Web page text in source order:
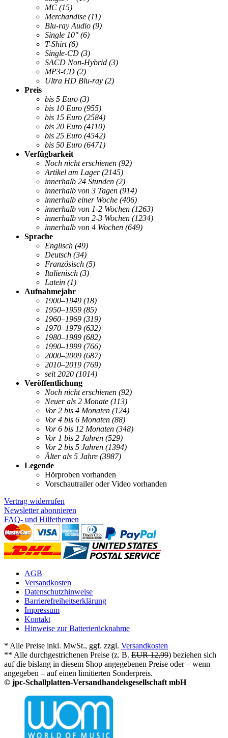
MC (15)
Merchandise (11)
Blu-ray Audio (9)
Single 10" (6)
T-Shirt (6)
Single-CD (3)
SACD Non-Hybrid (3)
MP3-CD (2)
Ultra HD Blu-ray (2)
Preis
bis 5 Euro (3)
bis 10 Euro (955)
bis 15 Euro (2584)
bis 20 Euro (4110)
bis 25 Euro (4542)
bis 50 Euro (6471)
Verfügbarkeit
Noch nicht erschienen (92)
Artikel am Lager (2145)
innerhalb 24 Stunden (2)
innerhalb von 3 Tagen (914)
innerhalb einer Woche (406)
innerhalb von 1-2 Wochen (1263)
innerhalb von 2-3 Wochen (1234)
innerhalb von 4 Wochen (649)
Sprache
Englisch (49)
Deutsch (34)
Französisch (5)
Italienisch (3)
Latein (1)
Aufnahmejahr
1900–1949 (18)
1950–1959 (85)
1960–1969 (319)
1970–1979 (632)
1980–1989 (682)
1990–1999 (766)
2000–2009 (687)
2010–2019 (769)
seit 2020 (1014)
Veröffentlichung
Noch nicht erschienen (92)
Neuer als 2 Monate (113)
Vor 2 bis 4 Monaten (124)
Vor 4 bis 6 Monaten (88)
Vor 6 bis 12 Monaten (348)
Vor 1 bis 2 Jahren (529)
Vor 2 bis 5 Jahren (1394)
Älter als 5 Jahre (3987)
Legende
Hörproben vorhanden
Vorschautrailer oder Video vorhanden
Vertrag widerrufen
Newsletter abonnieren
FAQ- und Hilfethemen
AGB
Versandkosten
Datenschutzhinweise
Barrierefreiheitserklärung
Impressum
Kontakt
Hinweise zur Batterierücknahme
* Alle Preise inkl. MwSt., ggf. zzgl. Versandkosten
** Alle durchgestrichenen Preise (z. B. EUR 12,99) beziehen sich
auf die bislang in diesem Shop angegebenen Preise oder – wenn
angegeben – auf einen limitierten Sonderpreis.
© jpc-Schallplatten-Versandhandelsgesellschaft mbH